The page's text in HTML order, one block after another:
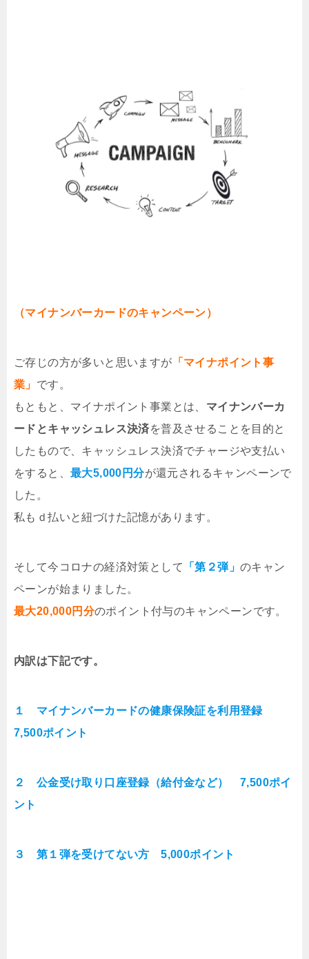
（マイナンバーカードのキャンペーン）
ご存じの方が多いと思いますが 「マイナポイント事
業」 です。
もともと、マイナポイント事業とは、 マイナンバーカ
ードとキャッシュレス決済を普及させることを目的と
したもので、キャッシュレス決済でチャージや支払い
をすると、 最大5,000円分が還元されるキャンペーンで
した。
私もｄ払いと紐づけた記憶があります。
そして今コロナの経済対策として 「第２弾」 のキャン
ペーンが始まりました。
最大20,000円分のポイント付与のキャンペーンです。
内訳は下記です。
１ マイナンバーカードの健康保険証を利用登録
7,500ポイント
２ 公金受け取り口座登録（給付金など） 7,500ポイ
ント
３ 第１弾を受けてない方 5,000ポイント